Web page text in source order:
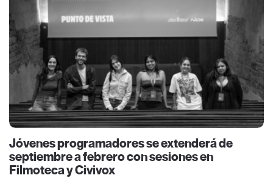
Jóvenes programadores se extenderá de
septiembre a febrero con sesiones en
Filmoteca y Civivox